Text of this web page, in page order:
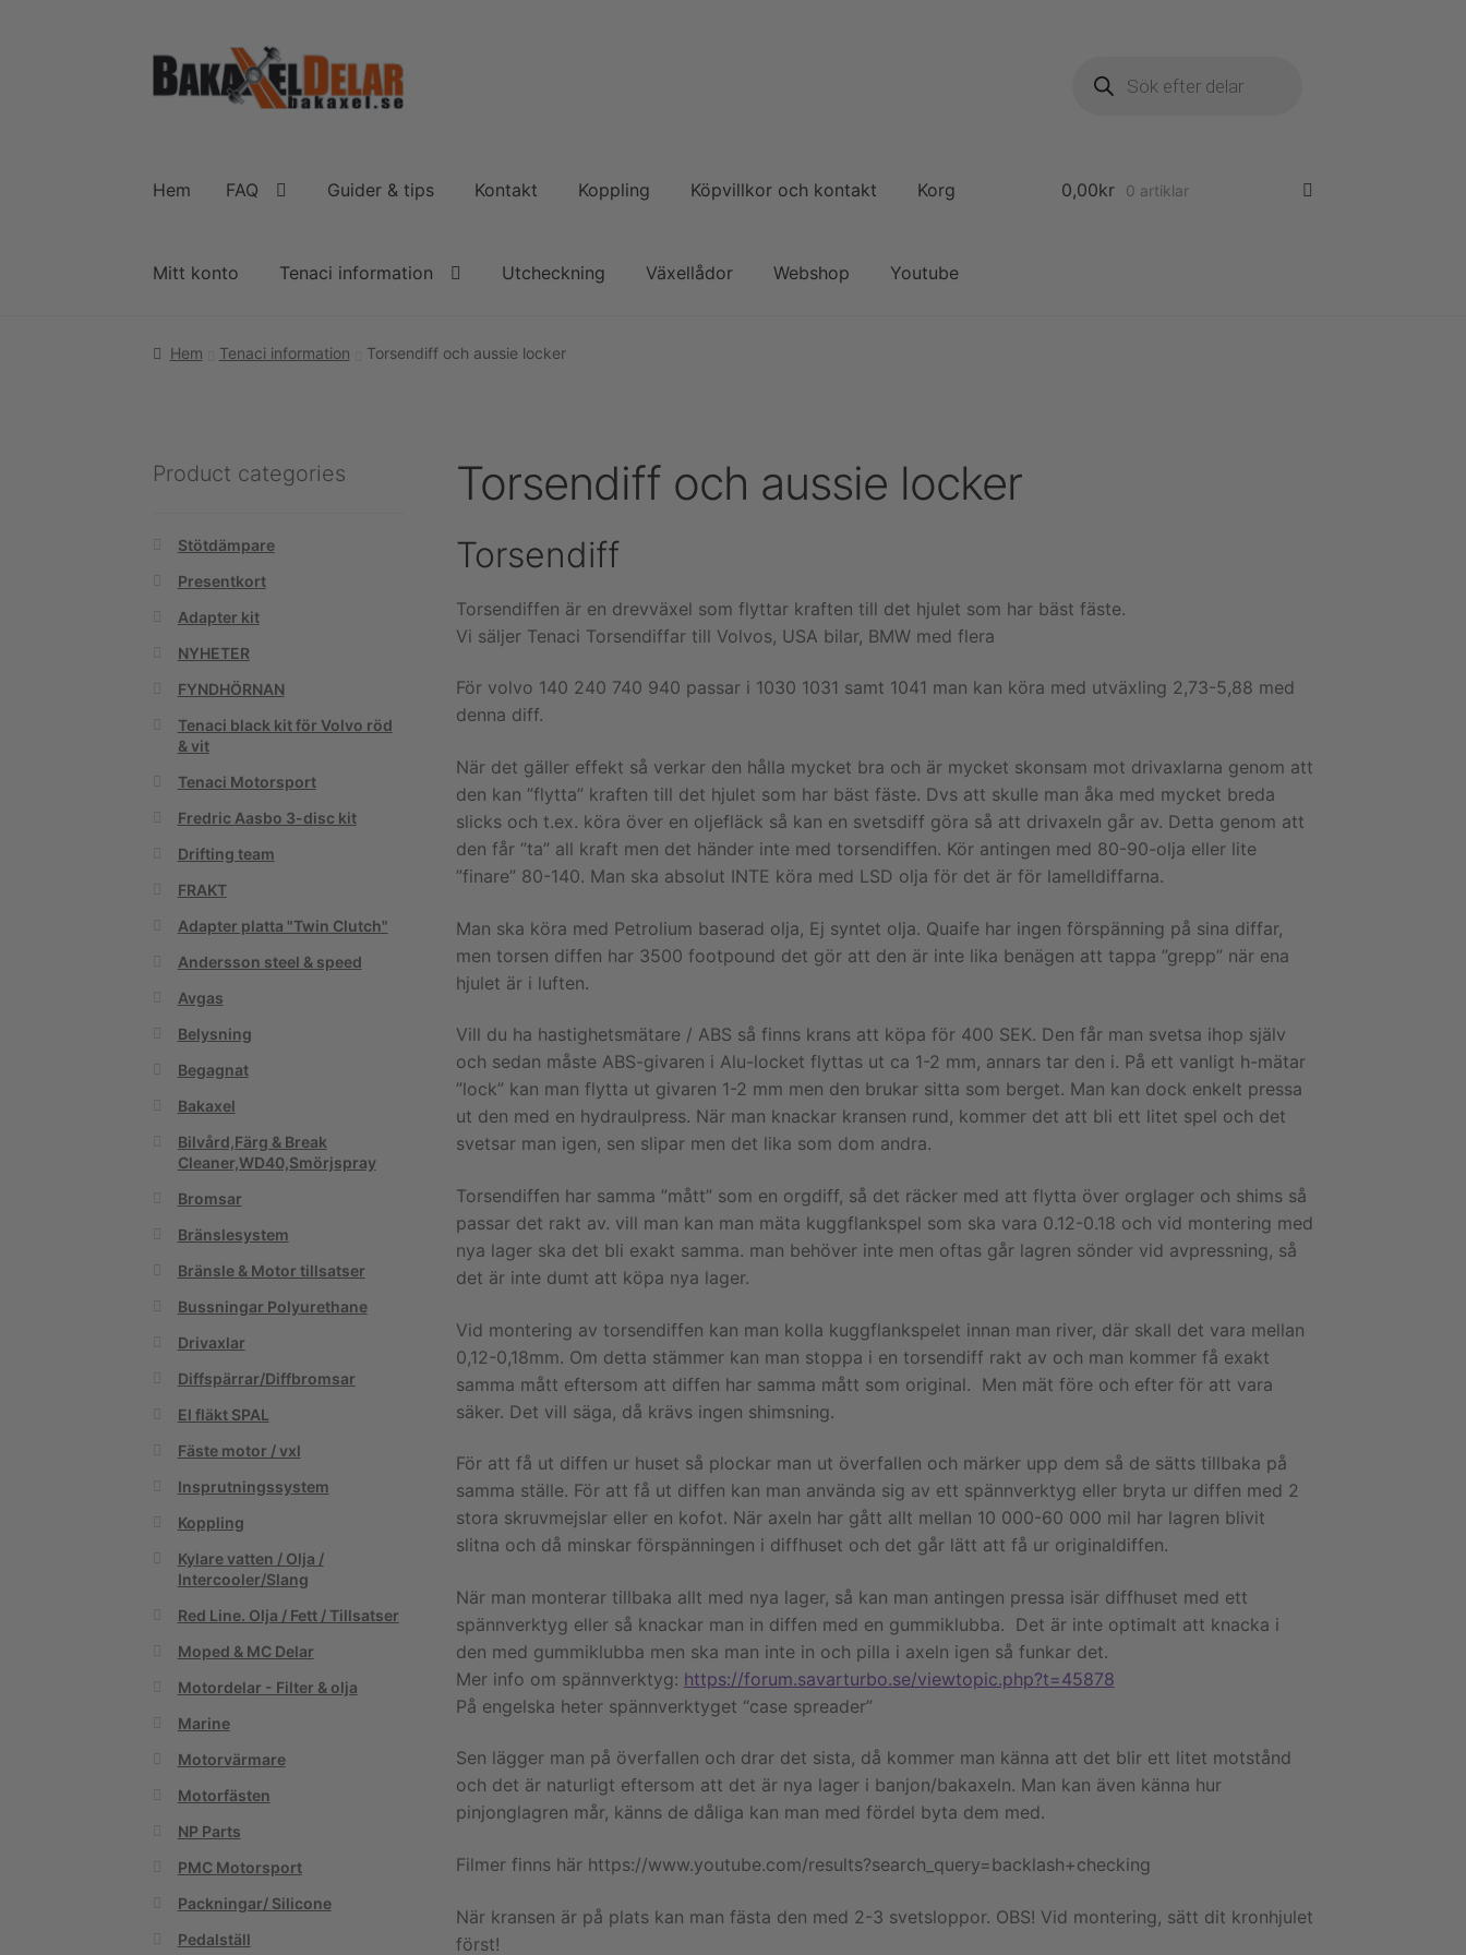
Hoppa
till
Hoppa
till
Hem FAQ Guider & tips Kontakt Koppling Köpvillkor och kontakt Korg
Mitt konto Tenaci information Utcheckning Växellådor Webshop Youtube
0,00kr 0 artiklar
Hem Tenaci information Torsendiff och aussie locker
Torsendiff och aussie locker
Torsendiff
Torsendiffen är en drevväxel som flyttar kraften till det hjulet som har bäst fäste.
Vi säljer Tenaci Torsendiffar till Volvos, USA bilar, BMW med flera
För volvo 140 240 740 940 passar i 1030 1031 samt 1041 man kan köra med utväxling 2,73-5,88 med
denna diff.
När det gäller effekt så verkar den hålla mycket bra och är mycket skonsam mot drivaxlarna genom att
den kan ”flytta” kraften till det hjulet som har bäst fäste. Dvs att skulle man åka med mycket breda
slicks och t.ex. köra över en oljefläck så kan en svetsdiff göra så att drivaxeln går av. Detta genom att
den får ”ta” all kraft men det händer inte med torsendiffen. Kör antingen med 80-90-olja eller lite
”finare” 80-140. Man ska absolut INTE köra med LSD olja för det är för lamelldiffarna.
Man ska köra med Petrolium baserad olja, Ej syntet olja. Quaife har ingen förspänning på sina diffar,
men torsen diffen har 3500 footpound det gör att den är inte lika benägen att tappa ”grepp” när ena
hjulet är i luften.
Vill du ha hastighetsmätare / ABS så finns krans att köpa för 400 SEK. Den får man svetsa ihop själv
och sedan måste ABS-givaren i Alu-locket flyttas ut ca 1-2 mm, annars tar den i. På ett vanligt h-mätar
”lock” kan man flytta ut givaren 1-2 mm men den brukar sitta som berget. Man kan dock enkelt pressa
ut den med en hydraulpress. När man knackar kransen rund, kommer det att bli ett litet spel och det
svetsar man igen, sen slipar men det lika som dom andra.
Torsendiffen har samma ”mått” som en orgdiff, så det räcker med att flytta över orglager och shims så
passar det rakt av. vill man kan man mäta kuggflankspel som ska vara 0.12-0.18 och vid montering med
nya lager ska det bli exakt samma. man behöver inte men oftas går lagren sönder vid avpressning, så
det är inte dumt att köpa nya lager.
Vid montering av torsendiffen kan man kolla kuggflankspelet innan man river, där skall det vara mellan
0,12-0,18mm. Om detta stämmer kan man stoppa i en torsendiff rakt av och man kommer få exakt
samma mått eftersom att diffen har samma mått som original. Men mät före och efter för att vara
säker. Det vill säga, då krävs ingen shimsning.
För att få ut diffen ur huset så plockar man ut överfallen och märker upp dem så de sätts tillbaka på
samma ställe. För att få ut diffen kan man använda sig av ett spännverktyg eller bryta ur diffen med 2
stora skruvmejslar eller en kofot. När axeln har gått allt mellan 10 000-60 000 mil har lagren blivit
slitna och då minskar förspänningen i diffhuset och det går lätt att få ur originaldiffen.
När man monterar tillbaka allt med nya lager, så kan man antingen pressa isär diffhuset med ett
spännverktyg eller så knackar man in diffen med en gummiklubba. Det är inte optimalt att knacka i
den med gummiklubba men ska man inte in och pilla i axeln igen så funkar det.
Mer info om spännverktyg: https://forum.savarturbo.se/viewtopic.php?t=45878
På engelska heter spännverktyget “case spreader”
Sen lägger man på överfallen och drar det sista, då kommer man känna att det blir ett litet motstånd
och det är naturligt eftersom att det är nya lager i banjon/bakaxeln. Man kan även känna hur
pinjonglagren mår, känns de dåliga kan man med fördel byta dem med.
Filmer finns här https://www.youtube.com/results?search_query=backlash+checking
När kransen är på plats kan man fästa den med 2-3 svetsloppor. OBS! Vid montering, sätt dit kronhjulet
först!
Product categories
Stötdämpare
Presentkort
Adapter kit
NYHETER
FYNDHÖRNAN
Tenaci black kit för Volvo röd
& vit
Tenaci Motorsport
Fredric Aasbo 3-disc kit
Drifting team
FRAKT
Adapter platta "Twin Clutch"
Andersson steel & speed
Avgas
Belysning
Begagnat
Bakaxel
Bilvård,Färg & Break
Cleaner,WD40,Smörjspray
Bromsar
Bränslesystem
Bränsle & Motor tillsatser
Bussningar Polyurethane
Drivaxlar
Diffspärrar/Diffbromsar
El fläkt SPAL
Fäste motor / vxl
Insprutningssystem
Koppling
Kylare vatten / Olja /
Intercooler/Slang
Red Line. Olja / Fett / Tillsatser
Moped & MC Delar
Motordelar - Filter & olja
Marine
Motorvärmare
Motorfästen
NP Parts
PMC Motorsport
Packningar/ Silicone
Pedalställ